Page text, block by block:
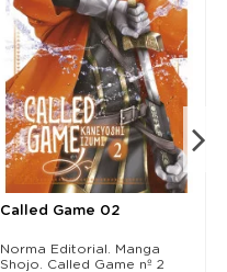
Called Game 02
Norma Editorial. Manga
Shojo. Called Game nº 2